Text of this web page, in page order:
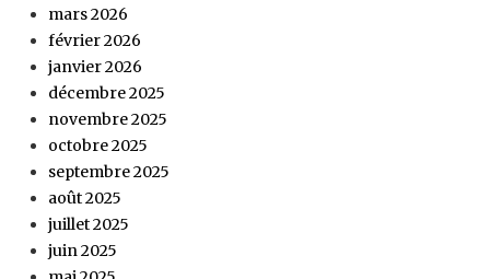
mars 2026
février 2026
janvier 2026
décembre 2025
novembre 2025
octobre 2025
septembre 2025
août 2025
juillet 2025
juin 2025